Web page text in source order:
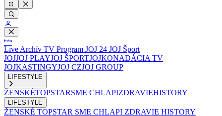
Live Archív TV Program JOJ 24 JOJ Šport
JOJJOJ PLAYJOJ ŠPORTJOJKONADÁCIA TV
JOJKASTINGYJOJ CZJOJ GROUP
LIFESTYLE
ŽENSKÉTOPSTARSME CHLAPIZDRAVIEHISTORY
LIFESTYLE
ŽENSKÉ TOPSTAR SME CHLAPI ZDRAVIE HISTORY